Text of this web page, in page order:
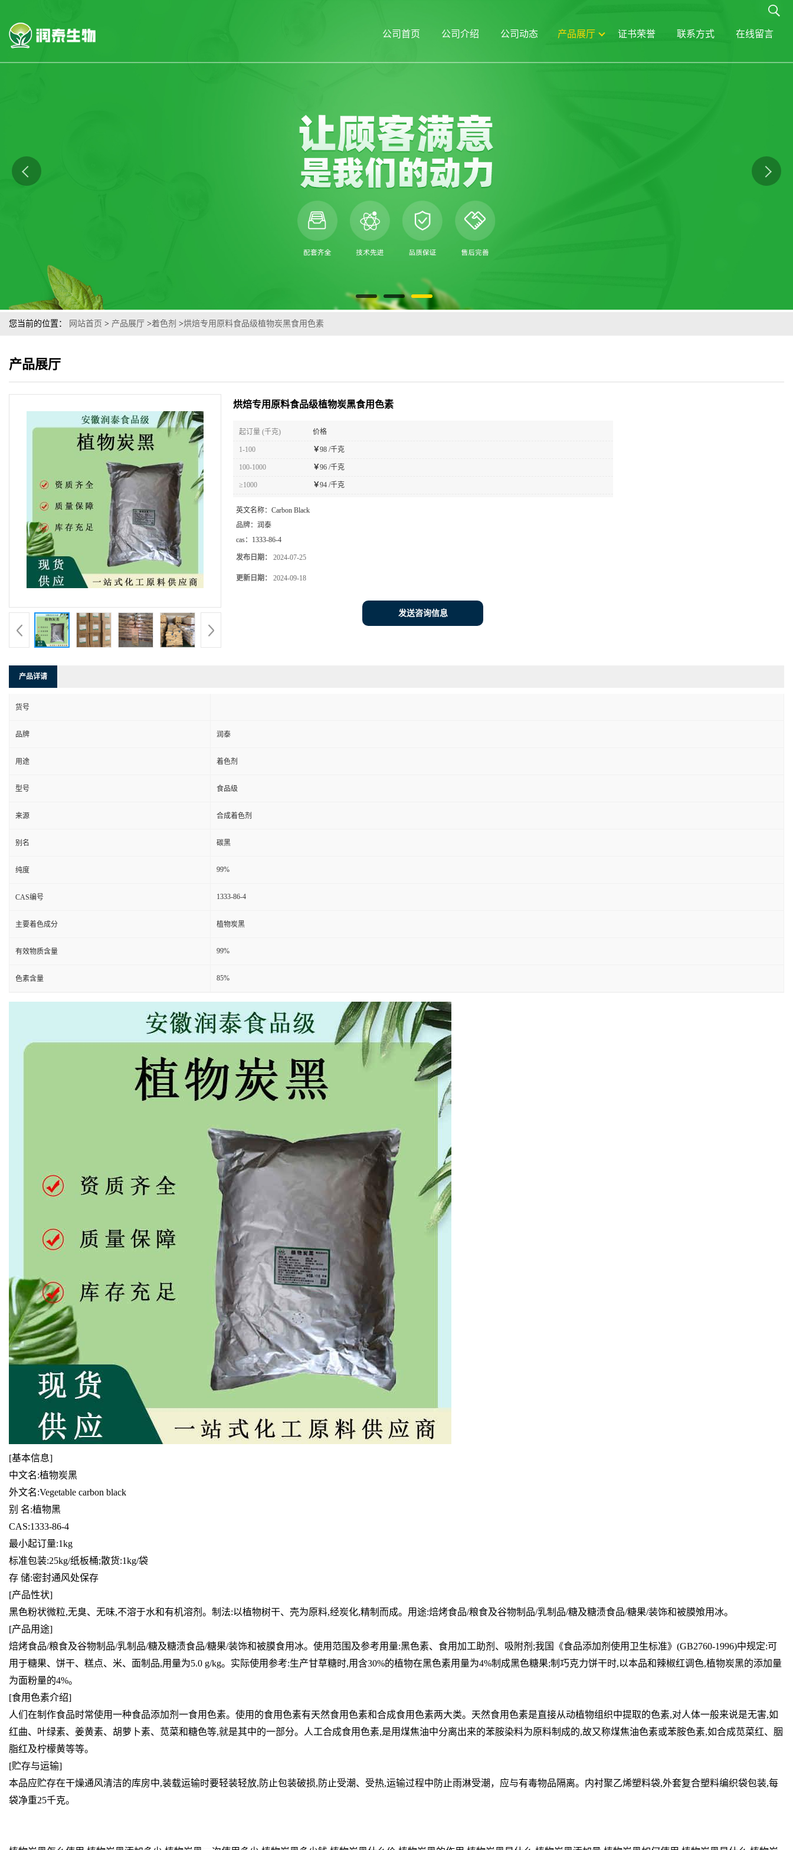
公司首页 公司介绍 公司动态 产品展厅 证书荣誉 联系方式 在线留言
您当前的位置： 网站首页 > 产品展厅 >着色剂 >烘焙专用原料食品级植物炭黑食用色素
产品展厅
烘焙专用原料食品级植物炭黑食用色素
起订量 (千克) 价格
1-100 ￥98 /千克
100-1000 ￥96 /千克
≥1000 ￥94 /千克
英文名称： Carbon Black
品牌： 润泰
cas： 1333-86-4
发布日期： 2024-07-25
更新日期： 2024-09-18
发送咨询信息
产品详请
货号
品牌 润泰
用途 着色剂
型号 食品级
来源 合成着色剂
别名 碳黑
纯度 99%
CAS编号 1333-86-4
主要着色成分 植物炭黑
有效物质含量 99%
色素含量 85%
[基本信息]
中文名:植物炭黑
外文名:Vegetable carbon black
别 名:植物黑
CAS:1333-86-4
最小起订量:1kg
标准包装:25kg/纸板桶;散货:1kg/袋
存 储:密封通风处保存
[产品性状]
黑色粉状微粒,无臭、无味,不溶于水和有机溶剂。制法:以植物树干、壳为原料,经炭化,精制而成。用途:焙烤食品/粮食及谷物制品/乳制品/糖及糖渍食品/糖果/装饰和被膜飧用冰。
[产品用途]
焙烤食品/粮食及谷物制品/乳制品/糖及糖渍食品/糖果/装饰和被膜食用冰。使用范围及参考用量:黑色素、食用加工助剂、吸附剂;我国《食品添加剂使用卫生标准》(GB2760-1996)中规定:可
用于糖果、饼干、糕点、米、面制品,用量为5.0 g/kg。实际使用参考:生产甘草糖时,用含30%的植物在黑色素用量为4%制成黑色糖果;制巧克力饼干时,以本品和辣椒红调色,植物炭黑的添加量
为面粉量的4%。
[食用色素介绍]
人们在制作食品时常使用一种食品添加剂一食用色素。使用的食用色素有天然食用色素和合成食用色素两大类。天然食用色素是直接从动植物组织中提取的色素,对人体一般来说是无害,如
红曲、叶绿素、姜黄素、胡萝卜素、苋菜和糖色等,就是其中的一部分。人工合成食用色素,是用煤焦油中分离出来的苯胺染料为原料制成的,故又称煤焦油色素或苯胺色素,如合成苋菜红、胭
脂红及柠檬黄等等。
[贮存与运输]
本品应贮存在干燥通风清洁的库房中,装载运输时要轻装轻放,防止包装破损,防止受潮、受热,运输过程中防止雨淋受潮，应与有毒物品隔离。内衬聚乙烯塑料袋,外套复合塑料编织袋包装,每
袋净重25千克。